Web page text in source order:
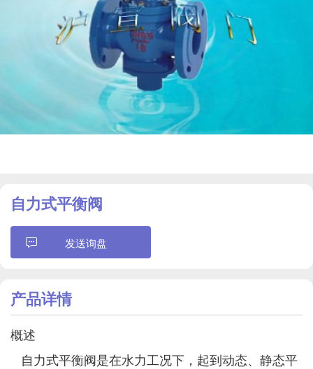
自力式平衡阀
发送询盘
产品详情
概述
自力式平衡阀是在水力工况下，起到动态、静态平